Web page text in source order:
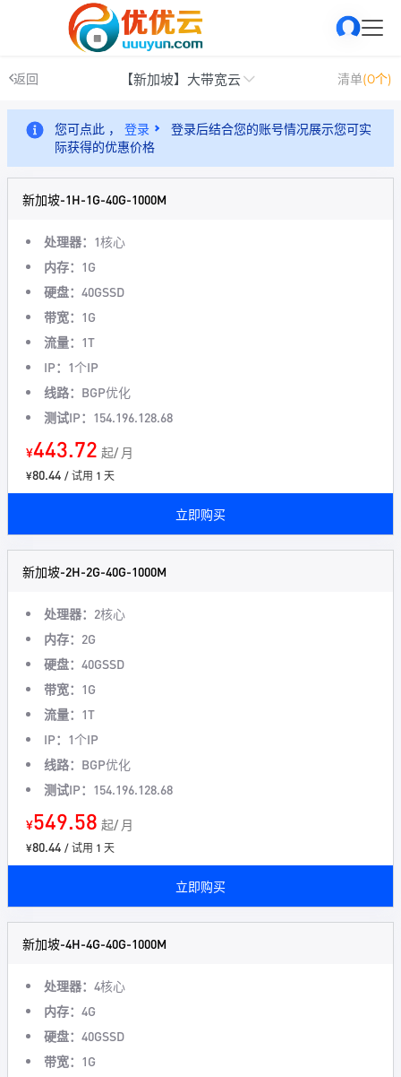
返回 【新加坡】大带宽云 清单(0个)
您可点此 ， 登录
登录后结合您的账号情况展示您可实
际获得的优惠价格
新加坡-1H-1G-40G-1000M
处理器： 1核心
内存： 1G
硬盘： 40GSSD
带宽： 1G
流量： 1T
IP： 1个IP
线路： BGP优化
测试IP： 154.196.128.68
¥443.72 起/ 月
¥80.44 / 试用 1 天
立即购买
新加坡-2H-2G-40G-1000M
处理器： 2核心
内存： 2G
硬盘： 40GSSD
带宽： 1G
流量： 1T
IP： 1个IP
线路： BGP优化
测试IP： 154.196.128.68
¥549.58 起/ 月
¥80.44 / 试用 1 天
立即购买
新加坡-4H-4G-40G-1000M
处理器： 4核心
内存： 4G
硬盘： 40GSSD
带宽： 1G